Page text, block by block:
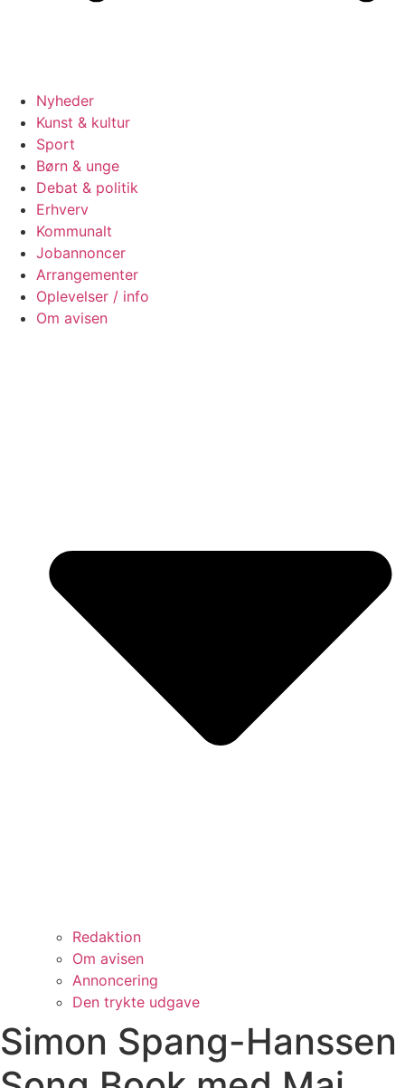
Nyheder
Kunst & kultur
Sport
Børn & unge
Debat & politik
Erhverv
Kommunalt
Jobannoncer
Arrangementer
Oplevelser / info
Om avisen
Redaktion
Om avisen
Annoncering
Den trykte udgave
Simon Spang-Hanssen